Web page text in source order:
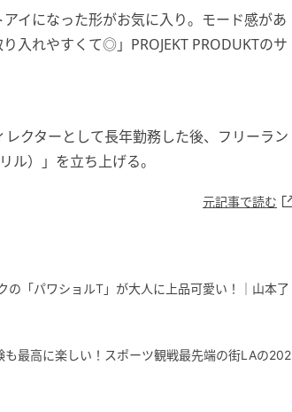
アイになった形がお気に入り。モード感があ
入れやすくて◎」PROJEKT PRODUKTのサ
クターとして長年勤務した後、フリーラン
ル）」を立ち上げる。
元記事で読む
の「パワショルT」が大人に上品可愛い！｜山本了
も最高に楽しい！スポーツ観戦最先端の街LAの202